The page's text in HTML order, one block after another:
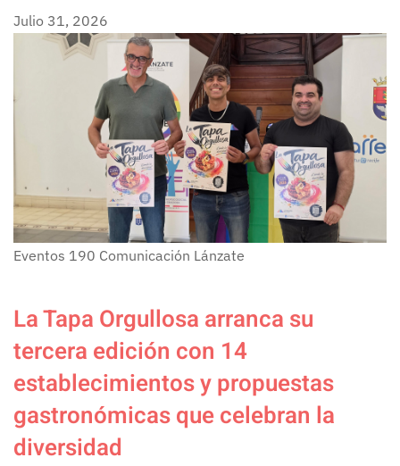
Julio 31, 2026
Eventos 190 Comunicación Lánzate
La Tapa Orgullosa arranca su
tercera edición con 14
establecimientos y propuestas
gastronómicas que celebran la
diversidad